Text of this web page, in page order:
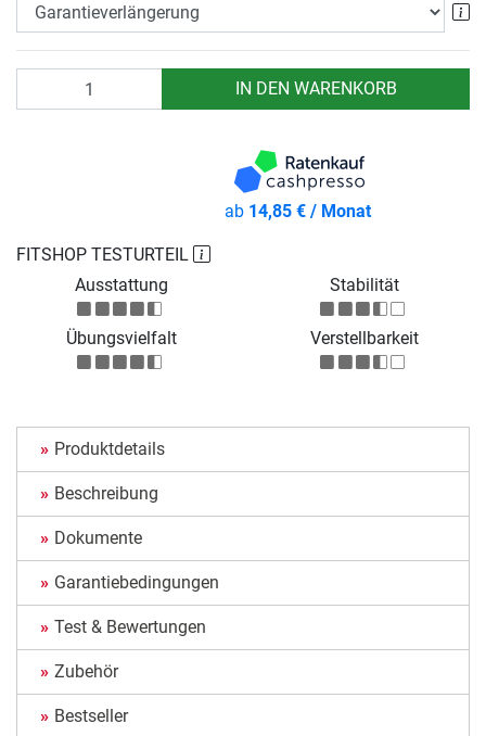
IN DEN WARENKORB
FITSHOP TESTURTEIL
Ausstattung
Stabilität
Übungsvielfalt Verstellbarkeit
ab 14,85 € / Monat
Produktdetails
Beschreibung
Dokumente
Garantiebedingungen
Test & Bewertungen
Zubehör
Bestseller